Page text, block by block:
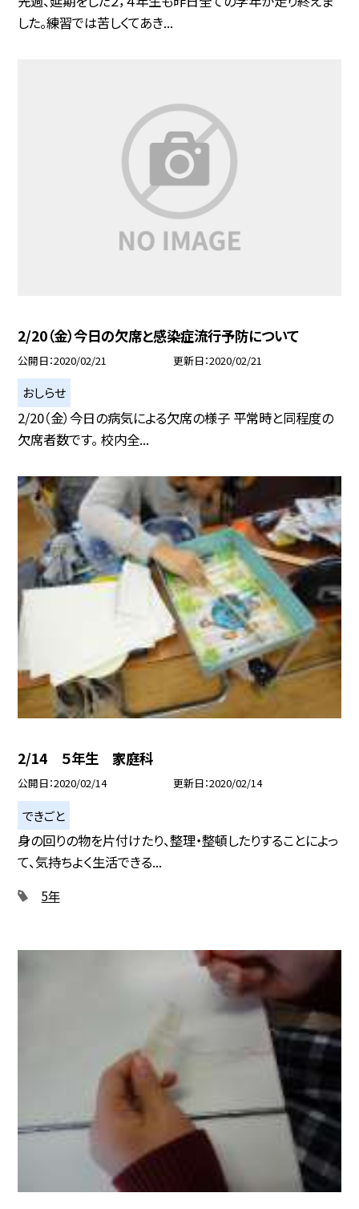
した。練習では苦しくてあき...
2/20（金）今日の欠席と感染症流行予防について
公開日 2020/02/21 更新日 2020/02/21
おしらせ
2/20（金）今日の病気による欠席の様子 平常時と同程度の
欠席者数です。 校内全...
2/14 ５年生 家庭科
公開日 2020/02/14 更新日 2020/02/14
できごと
身の回りの物を片付けたり、整理・整頓したりすることによっ
て、気持ちよく生活できる...
5年